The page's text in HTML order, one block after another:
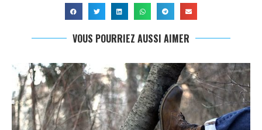
VOUS POURRIEZ AUSSI AIMER